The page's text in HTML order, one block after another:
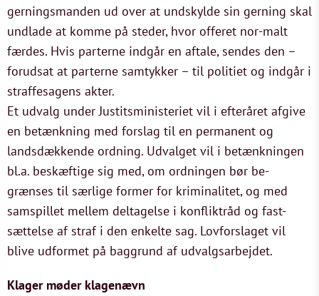
gerningsmanden ud over at undskylde sin gerning skal
undlade at komme på steder, hvor offeret nor-malt
færdes. Hvis parterne indgår en aftale, sendes den –
forudsat at parterne samtykker – til politiet og indgår i
straffesagens akter.
Et udvalg under Justitsministeriet vil i efteråret afgive
en betænkning med forslag til en permanent og
landsdækkende ordning. Udvalget vil i betænkningen
bl.a. beskæftige sig med, om ordningen bør be-
grænses til særlige former for kriminalitet, og med
samspillet mellem deltagelse i konfliktråd og fast-
sættelse af straf i den enkelte sag. Lovforslaget vil
blive udformet på baggrund af udvalgsarbejdet.
Klager møder klagenævn